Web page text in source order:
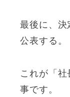
最後に、決
公表する。
これが「社
事です。